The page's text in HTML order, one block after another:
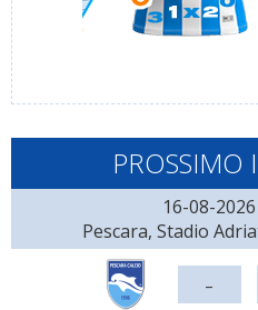
PROSSIMO
16-08-
Pescara, Stadio
-